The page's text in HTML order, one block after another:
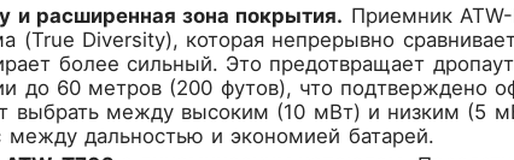
и расширенная зона покрытия. Приемник
(True Diversity), которая непрерывно
более сильный. Это предотвращает
до 60 метров (200 футов), что подтверждено
выбрать между высоким (10 мВт) и низким (5
между дальностью и экономией батарей.